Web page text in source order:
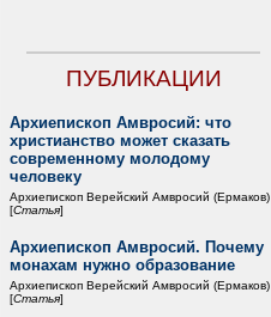
ПУБЛИКАЦИИ
Архиепископ Амвросий: что
христианство может сказать
современному молодому
человеку
Архиепископ Верейский Амвросий (Ермаков)
[Статья]
Архиепископ Амвросий. Почему
монахам нужно образование
Архиепископ Верейский Амвросий (Ермаков)
[Статья]